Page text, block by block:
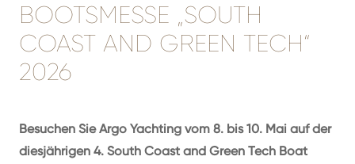
BOOTSMESSE „SOUTH
COAST AND GREEN TECH“
2026
Besuchen Sie Argo Yachting vom 8. bis 10. Mai auf der
diesjährigen 4. South Coast and Green Tech Boat